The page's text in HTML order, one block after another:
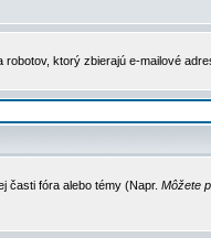
ktorý zbierajú e-mailové
časti fóra alebo témy (Napr. Môžete